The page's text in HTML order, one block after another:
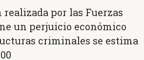
realizada por las Fuerzas
un perjuicio económico
criminales se estima